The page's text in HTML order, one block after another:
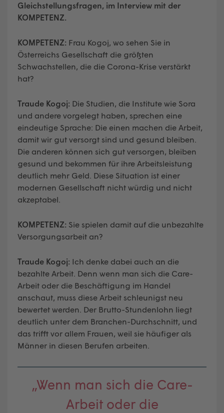
Gleichstellungsfragen, im Interview mit der
KOMPETENZ.
KOMPETENZ: Frau Kogoj, wo sehen Sie in
Österreichs Gesellschaft die größten
Schwachstellen, die die Corona-Krise verstärkt
hat?
Traude Kogoj: Die Studien, die Institute wie Sora
und andere vorgelegt haben, sprechen eine
eindeutige Sprache: Die einen machen die Arbeit,
damit wir gut versorgt sind und gesund bleiben.
Die anderen können sich gut versorgen, bleiben
gesund und bekommen für ihre Arbeitsleistung
deutlich mehr Geld. Diese Situation ist einer
modernen Gesellschaft nicht würdig und nicht
akzeptabel.
KOMPETENZ: Sie spielen damit auf die unbezahlte
Versorgungsarbeit an?
Traude Kogoj: Ich denke dabei auch an die
bezahlte Arbeit. Denn wenn man sich die Care-
Arbeit oder die Beschäftigung im Handel
anschaut, muss diese Arbeit schleunigst neu
bewertet werden. Der Brutto-Stundenlohn liegt
deutlich unter dem Branchen-Durchschnitt, und
das trifft vor allem Frauen, weil sie häufiger als
Männer in diesen Berufen arbeiten.
„Wenn man sich die Care-
Arbeit oder die